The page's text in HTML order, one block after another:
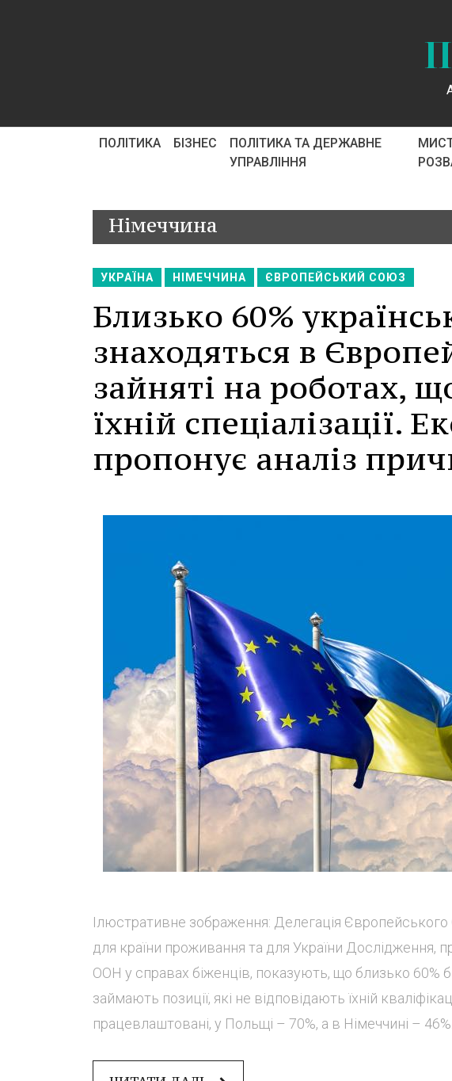
ПОЛІТИКА БІЗНЕС
ПОЛІТИКА ТА ДЕРЖАВНЕ
УПРАВЛІННЯ
Німеччина
УКРАЇНА НІМЕЧЧИНА ЄВРОПЕЙСЬКИЙ СОЮЗ
Близько 60%
знаходяться в
зайняті на роботах,
їхній спеціалізації.
пропонує аналіз
Ілюстративне зображення: Делегація
для країни проживання та для України Дослідження,
ООН у справах біженців, показують, що близько 60%
займають позиції, які не відповідають їхній
працевлаштовані, у Польщі – 70%, а в Німеччині – 46%.